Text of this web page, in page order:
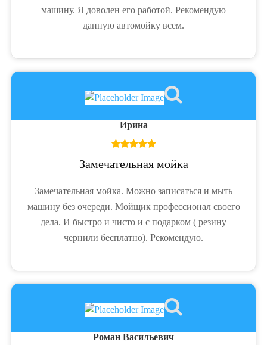
машину. Я доволен его работой. Рекомендую
данную автомойку всем.
Ирина
Замечательная мойка
Замечательная мойка. Можно записаться и мыть
машину без очереди. Мойщик профессионал своего
дела. И быстро и чисто и с подарком ( резину
чернили бесплатно). Рекомендую.
Роман Васильевич